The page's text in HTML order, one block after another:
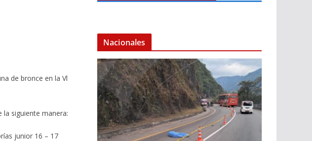
de bronce en la Vl
siguiente manera:
junior 16 – 17
Nacionales